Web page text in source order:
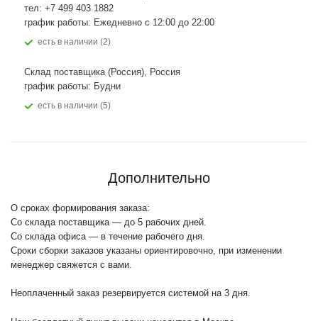
тел: +7 499 403 1882
график работы: Ежедневно с 12:00 до 22:00
Есть в наличии (2)
Склад поставщика (Россия), Россия
график работы: Будни
Есть в наличии (5)
Дополнительно
О сроках формирования заказа:
Со склада поставщика — до 5 рабочих дней.
Со склада офиса — в течение рабочего дня.
Сроки сборки заказов указаны ориентировочно, при изменении
менеджер свяжется с вами.
Неоплаченный заказ резервируется системой на 3 дня.